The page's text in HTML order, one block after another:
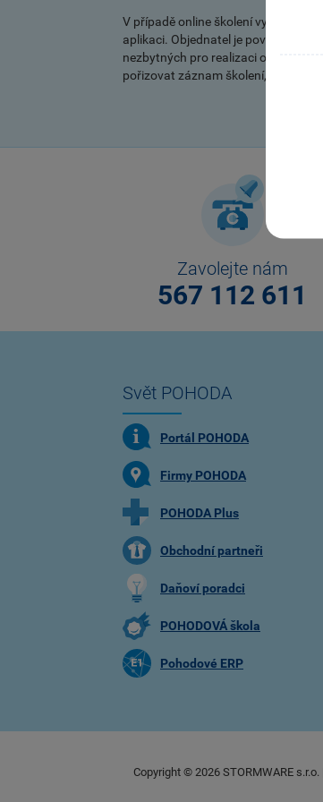
V případě online školení
aplikaci. Objednatel je povinen
nezbytných pro realizaci online
pořizovat záznam školení, dále jej
Zavolejte nám
567 112 611
Svět POHODA
Portál POHODA
Firmy POHODA
POHODA Plus
Obchodní partneři
Daňoví poradci
POHODOVÁ škola
Pohodové ERP
Copyright © 2026 STORMWARE